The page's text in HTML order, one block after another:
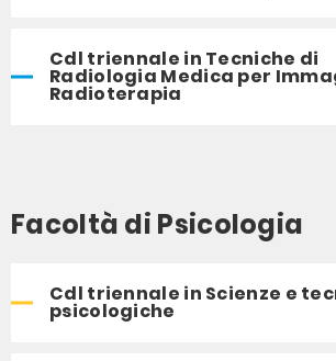
Cdl triennale in Tecniche di
Radiologia Medica per
Radioterapia
Facoltà di Psicologia
Cdl triennale in Scienze e
psicologiche